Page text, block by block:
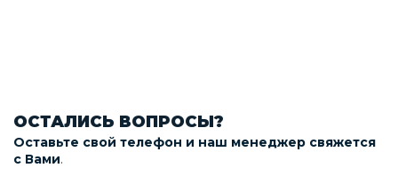
ОСТАЛИСЬ ВОПРОСЫ?
Оставьте свой телефон и наш менеджер свяжется
с Вами.